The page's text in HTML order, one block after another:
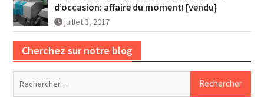
d’occasion: affaire du moment! [vendu]
juillet 3, 2017
Cherchez sur notre blog